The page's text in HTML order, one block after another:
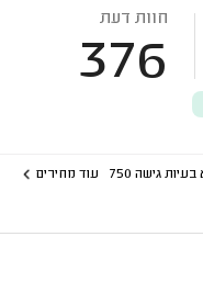
חוות דעת
376
גישה 750
עוד מחירים